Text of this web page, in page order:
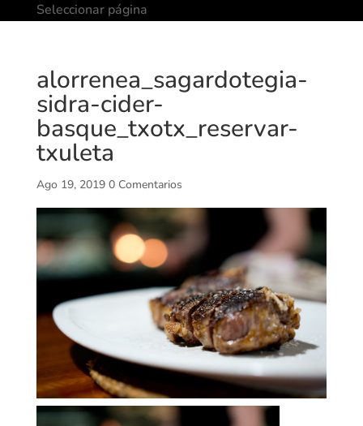
Seleccionar página
alorrenea_sagardotegia-
sidra-cider-
basque_txotx_reservar-
txuleta
Ago 19, 2019 0 Comentarios